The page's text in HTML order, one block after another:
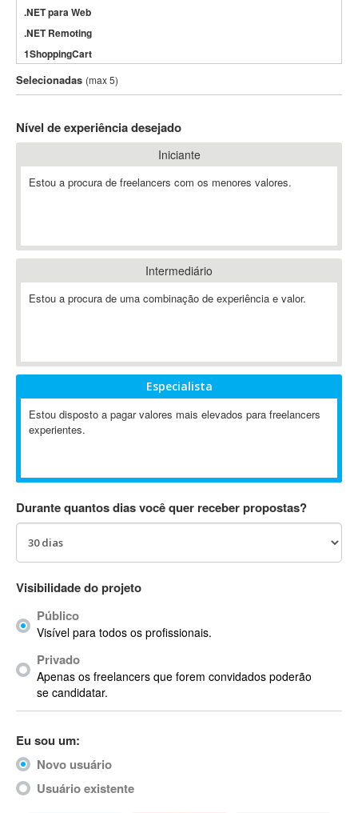
.NET para Web
.NET Remoting
1ShoppingCart
3DS Max
3GSM
802.11
A-GPS
ABAP
Abaqus
ABBYY FineReader
Ableton
Ableton Push
Abstract
AC3
ACID Pro
ACPI
Acrobat
Acrobat X
Acronis
ACT
Actimize
ActionScript
ActionScript 3
Selecionadas (max 5)
Nível de experiência desejado
Iniciante
Estou a procura de freelancers com os menores valores.
Intermediário
Estou a procura de uma combinação de experiência e valor.
Especialista
Estou disposto a pagar valores mais elevados para freelancers
experientes.
Durante quantos dias você quer receber propostas?
Visibilidade do projeto
Público
Visível para todos os profissionais.
Privado
Apenas os freelancers que forem convidados poderão
se candidatar.
Eu sou um:
Novo usuário
Usuário existente